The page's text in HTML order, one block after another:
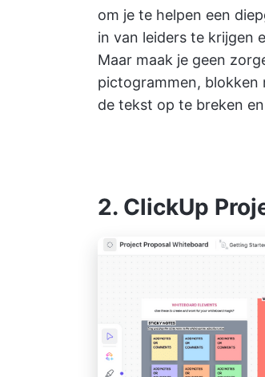
om je te helpen een
in van leiders te krijgen
Maar maak je geen
pictogrammen, blokken
de tekst op te breken
2. ClickUp